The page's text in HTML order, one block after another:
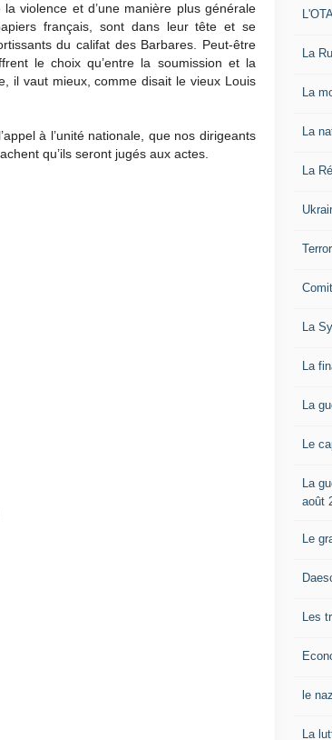
violence et d’une manière plus générale
français, sont dans leur tête et se
du califat des Barbares. Peut-être
le choix qu’entre la soumission et la
il vaut mieux, comme disait le vieux Louis
à l’unité nationale, que nos dirigeants
qu’ils seront jugés aux actes.
La
La
La
La
La
La
La
Le
La
août
Le
Les
le
La